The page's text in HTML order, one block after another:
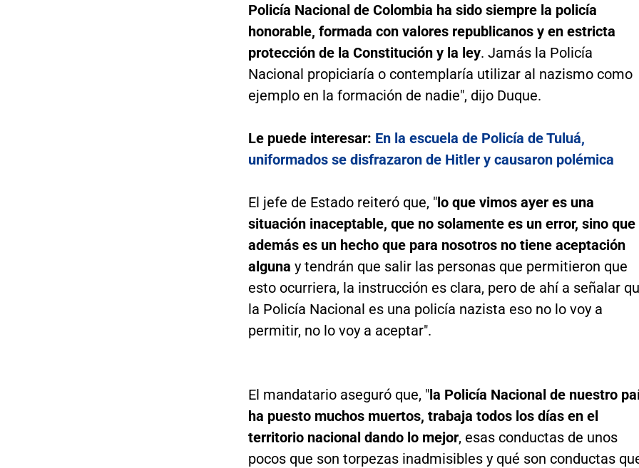
Policía Nacional de Colombia ha sido siempre la policía
honorable, formada con valores republicanos y en estricta
protección de la Constitución y la ley. Jamás la Policía
Nacional propiciaría o contemplaría utilizar al nazismo como
ejemplo en la formación de nadie", dijo Duque.
Le puede interesar: En la escuela de Policía de Tuluá,
uniformados se disfrazaron de Hitler y causaron polémica
El jefe de Estado reiteró que, "lo que vimos ayer es una
situación inaceptable, que no solamente es un error, sino que
además es un hecho que para nosotros no tiene aceptación
alguna y tendrán que salir las personas que permitieron que
esto ocurriera, la instrucción es clara, pero de ahí a señalar
la Policía Nacional es una policía nazista eso no lo voy a
permitir, no lo voy a aceptar".
El mandatario aseguró que, "la Policía Nacional de nuestro
ha puesto muchos muertos, trabaja todos los días en el
territorio nacional dando lo mejor, esas conductas de unos
pocos que son torpezas inadmisibles y qué son conductas